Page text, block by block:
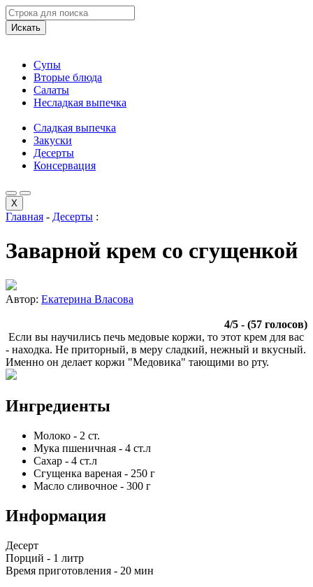
Искать
Супы
Вторые блюда
Салаты
Несладкая выпечка
Сладкая выпечка
Закуски
Десерты
Консервация
X
Главная - Десерты :
Заварной крем со сгущенкой
Автор: Екатерина Власова
4/5 - (57 голосов)
Если вы научились печь медовые коржи, то этот крем для вас
- находка. Не приторный, в меру сладкий, нежный и вкусный.
Именно он делает коржи "Медовика" тающими во рту.
Ингредиенты
Молоко - 2 ст.
Мука пшеничная - 4 ст.л
Сахар - 4 ст.л
Сгущенка вареная - 250 г
Масло сливочное - 300 г
Информация
Десерт
Порций - 1 литр
Время приготовления - 20 мин